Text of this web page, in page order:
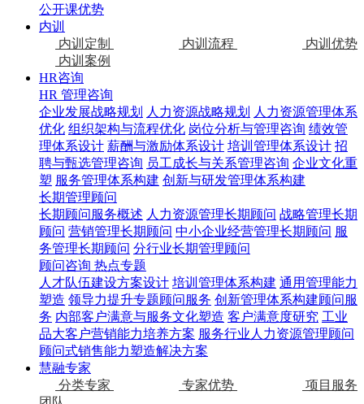
公开课优势
内训
内训定制
内训流程
内训优势
内训案例
HR咨询
HR 管理咨询
企业发展战略规划
人力资源战略规划
人力资源管理体系
优化 组织架构与流程优化 岗位分析与管理咨询 绩效管
理体系设计 薪酬与激励体系设计 培训管理体系设计 招
聘与甄选管理咨询 员工成长与关系管理咨询 企业文化重
塑 服务管理体系构建 创新与研发管理体系构建
长期管理顾问
长期顾问服务概述 人力资源管理长期顾问 战略管理长期
顾问 营销管理长期顾问 中小企业经营管理长期顾问 服
务管理长期顾问 分行业长期管理顾问
顾问咨询 热点专题
人才队伍建设方案设计 培训管理体系构建 通用管理能力
塑造 领导力提升专题顾问服务 创新管理体系构建顾问服
务 内部客户满意与服务文化塑造 客户满意度研究 工业
品大客户营销能力培养方案 服务行业人力资源管理顾问
顾问式销售能力塑造解决方案
慧融专家
分类专家
专家优势
项目服务